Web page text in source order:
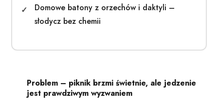
Domowe batony z orzechów i daktyli –
słodycz bez chemii
Problem – piknik brzmi świetnie, ale jedzenie
jest prawdziwym wyzwaniem